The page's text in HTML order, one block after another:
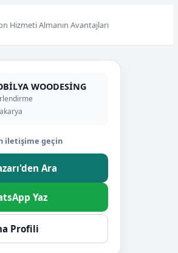
Hizmeti Almanın Avantajları
WOODESİNG
iletişime geçin
Ara
Yaz
Profili